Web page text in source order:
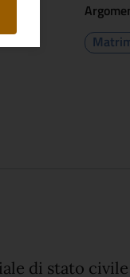
di stato